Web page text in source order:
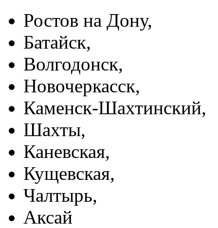
Ростов на Дону,
Батайск,
Волгодонск,
Новочеркасск,
Каменск-Шахтинский,
Шахты,
Каневская,
Кущевская,
Чалтырь,
Аксай